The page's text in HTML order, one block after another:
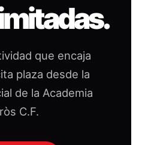
que encaja
plaza desde la
de la Academia
C.F.